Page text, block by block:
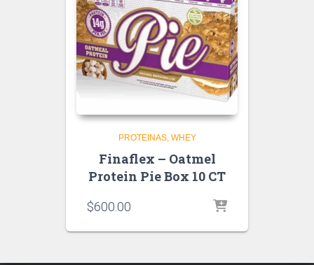
PROTEINAS WHEY
Finaflex – Oatmel
Protein Pie Box 10 CT
$600.00